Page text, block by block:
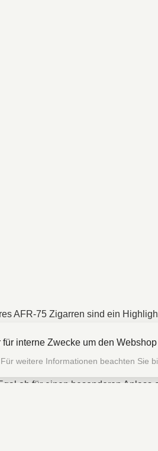
AFR-75 Zigarren sind ein
Aroma macht diese Zigarren
ob für einen besonderen Anlass
interne Zwecke um den
Für weitere Informationen beachten Sie